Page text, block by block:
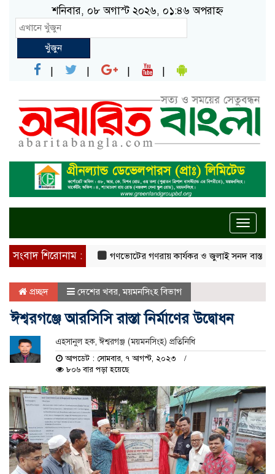
শনিবার, ০৮ অগাস্ট ২০২৬, ০১:৪৬ অপরাহ্ন
খুঁজুন
Toggle
সংবাদ শিরোনাম :গণভোটের গণরায় কার্যকর ও জুলাই সনদ বাস্তবায়নের
প্রচ্ছদ দেশের খবর,ময়মনসিংহ বিভাগ
ঈশ্বরগঞ্জে আরসিসি রাস্তা নির্মাণের উদ্বোধন
এহসানুল হক, ঈশ্বরগঞ্জ (ময়মনসিংহ) প্রতিনিধি
আপডেট : সোমবার, ৭ আগস্ট, ২০২৩
৮০৬ বার পড়া হয়েছে